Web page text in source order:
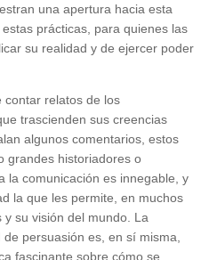
una apertura hacia esta
prácticas, para quienes las
su realidad y de ejercer poder
contar relatos de los
trascienden sus creencias
algunos comentarios, estos
grandes historiadores o
la comunicación es innegable, y
la que les permite, en muchos
su visión del mundo. La
persuasión es, en sí misma,
fascinante sobre cómo se